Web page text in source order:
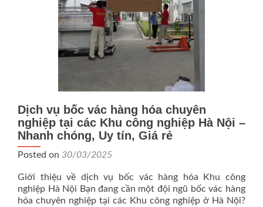
Dịch vụ bốc vác hàng hóa chuyên
nghiệp tại các Khu công nghiệp Hà Nội –
Nhanh chóng, Uy tín, Giá rẻ
Posted on 30/03/2025
Giới thiệu về dịch vụ bốc vác hàng hóa Khu công
nghiệp Hà Nội Bạn đang cần một đội ngũ bốc vác hàng
hóa chuyên nghiệp tại các Khu công nghiệp ở Hà Nội?